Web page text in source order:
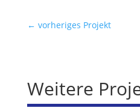
← vorheriges Projekt
Weitere